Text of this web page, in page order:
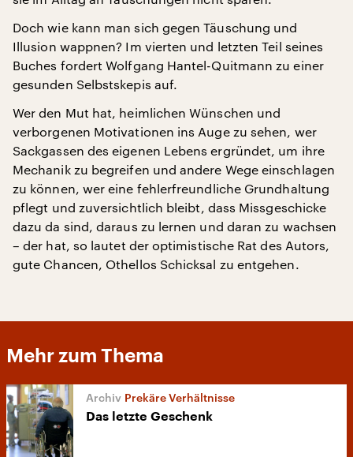
Doch wie kann man sich gegen Täuschung und
Illusion wappnen? Im vierten und letzten Teil seines
Buches fordert Wolfgang Hantel-Quitmann zu einer
gesunden Selbstskepis auf.
Wer den Mut hat, heimlichen Wünschen und
verborgenen Motivationen ins Auge zu sehen, wer
Sackgassen des eigenen Lebens ergründet, um ihre
Mechanik zu begreifen und andere Wege einschlagen
zu können, wer eine fehlerfreundliche Grundhaltung
pflegt und zuversichtlich bleibt, dass Missgeschicke
dazu da sind, daraus zu lernen und daran zu wachsen
– der hat, so lautet der optimistische Rat des Autors,
gute Chancen, Othellos Schicksal zu entgehen.
Mehr zum Thema
Prekäre Verhältnisse
Das letzte Geschenk